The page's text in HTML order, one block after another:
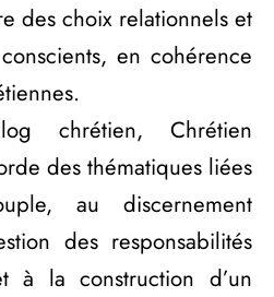
des choix relationnels et
en cohérence
chrétien, Chrétien
des thématiques liées
au discernement
des responsabilités
à la construction d’un